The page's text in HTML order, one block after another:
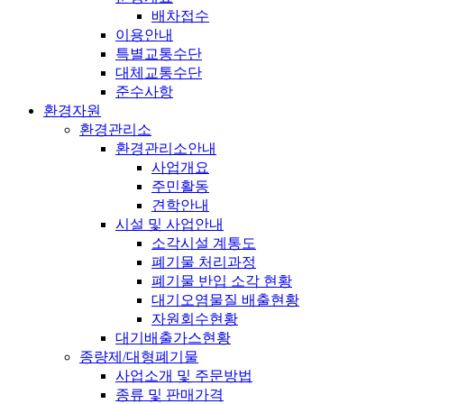
배차접수
이용안내
특별교통수단
대체교통수단
준수사항
환경자원
환경관리소
환경관리소안내
사업개요
주민활동
견학안내
시설 및 사업안내
소각시설 계통도
폐기물 처리과정
폐기물 반입 소각 현황
대기오염물질 배출현황
자원회수현황
대기배출가스현황
종량제/대형폐기물
사업소개 및 주문방법
종류 및 판매가격